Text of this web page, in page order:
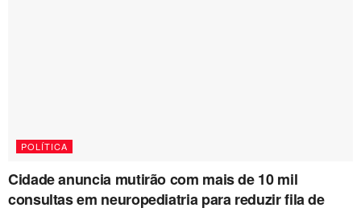
POLÍTICA
Cidade anuncia mutirão com mais de 10 mil
consultas em neuropediatria para reduzir fila de